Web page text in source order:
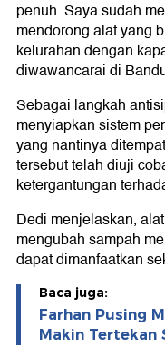
penuh. Saya sudah
mendorong alat yang
kelurahan dengan
diwawancarai di
Sebagai langkah
menyiapkan sistem
yang nantinya
tersebut telah diuji
ketergantungan
Dedi menjelaskan,
mengubah sampah
dapat dimanfaatkan
Baca juga:
Farhan Pusing
Makin Tertekan